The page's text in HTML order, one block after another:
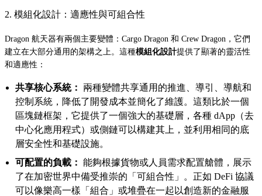
2. 模組化設計：適應性與可組合性
Dragon 航天器有兩個主要變體：Cargo Dragon 和 Crew Dragon，它們
建立在大部分通用的架構之上。這種模組化設計提供了顯著的靈活性
和適應性：
共享核心系統：
兩種變體共享通用的推進、導引、導航和
控制系統，降低了開發成本並簡化了維護。這類比於一個
區塊鏈框架，它提供了一個強大的基礎層，各種 dApp（去
中心化應用程式）或側鏈可以構建其上，並利用相同的底
層安全性和基礎設施。
可配置的負載： 能夠根據貨物或人員需求配置艙體，展示
了在加密世界中備受推崇的「可組合性」。正如 DeFi 協議
可以像樂高一樣「組合」或堆疊在一起以創造新的金融服